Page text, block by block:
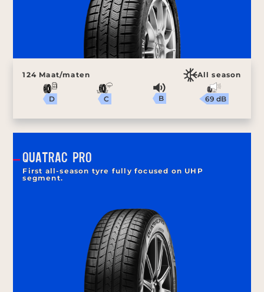
124 Maat/maten All season
D C B 69 dB
QUATRAC PRO
First all-season tyre fully focused on UHP
segment.